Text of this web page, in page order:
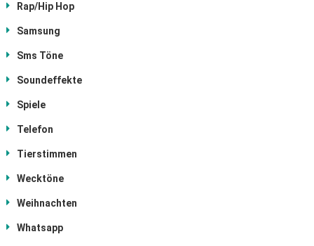
Rap/Hip Hop
Samsung
Sms Töne
Soundeffekte
Spiele
Telefon
Tierstimmen
Wecktöne
Weihnachten
Whatsapp